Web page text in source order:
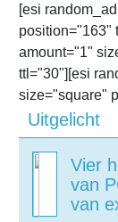
[esi
position="163"
amount="1"
ttl="30"][esi
size="square"
Uitgelicht
Vier
van
van